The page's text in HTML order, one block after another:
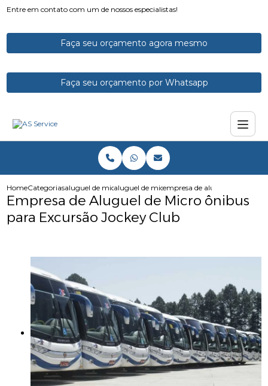
Entre em contato com um de nossos especialistas!
Faça seu orçamento agora mesmo
Faça seu orçamento por Whatsapp
HomeCategoriasaluguel de micro onibusaluguel de microonibusempresa de aluguel de micro
Empresa de Aluguel de Micro ônibus
para Excursão Jockey Club